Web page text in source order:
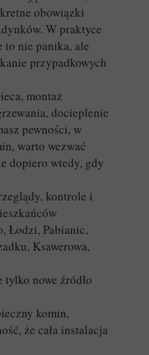
obowiązki
W praktyce
to nie panika, ale
przypadkowych
montaż
docieplenie
pewności, w
warto wezwać
dopiero wtedy, gdy
kontrole i
Łodzi, Pabianic,
Ksawerowa,
tylko nowe źródło
komin,
że cała instalacja